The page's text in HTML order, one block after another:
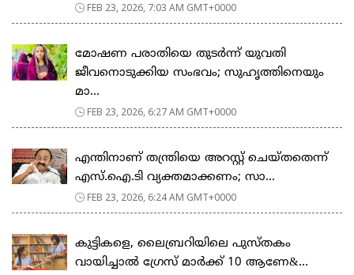
FEB 23, 2026, 7:03 AM GMT+0000
മോഷണ പരാതിയെ തുടര്‍ന്ന് യുവതി
ജീവനൊടുക്കിയ സംഭവം; സുഹൃത്തിനെയും
മാ...
FEB 23, 2026, 6:27 AM GMT+0000
എന്തിനാണ് തന്ത്രിയെ അറസ്റ്റ് ചെയ്തതെന്ന്
എസ്.ഐ.ടി വ്യക്തമാക്കണം; സാ...
FEB 23, 2026, 6:24 AM GMT+0000
കുട്ടികളെ, ലൈബ്രറിയിലെ പുസ്തകം
വായിച്ചാല്‍ ഗ്രേസ് മാര്‍ക്ക് 10 ആണേ&...